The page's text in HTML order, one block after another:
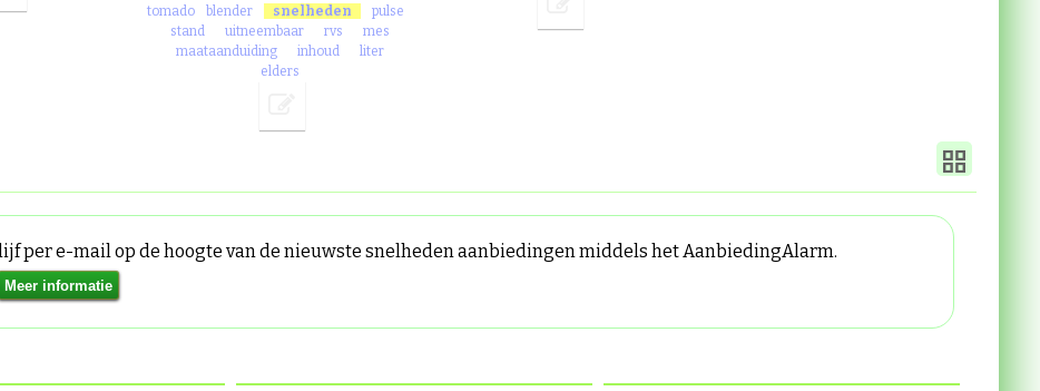
tomado blender snelheden
pulse
stand
uitneembaar rvs
mes
maataanduiding
inhoud
liter
elders
per e-mail op de hoogte van de nieuwste snelheden aanbiedingen middels het AanbiedingAlarm.